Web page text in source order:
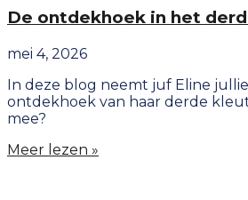
De ontdekhoek in het
mei 4, 2026
In deze blog neemt juf Eline
ontdekhoek van haar derde
mee?
Meer lezen »